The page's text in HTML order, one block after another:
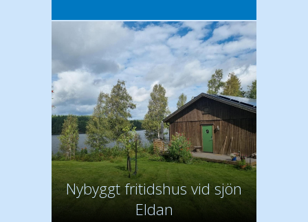
Nybyggt fritidshus vid sjön
Eldan